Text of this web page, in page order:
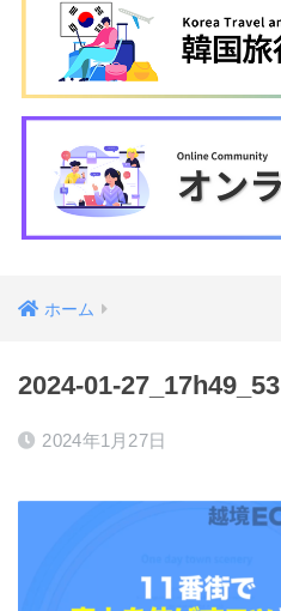
ホーム
2024-01-27_17h49_53
2024年1月27日